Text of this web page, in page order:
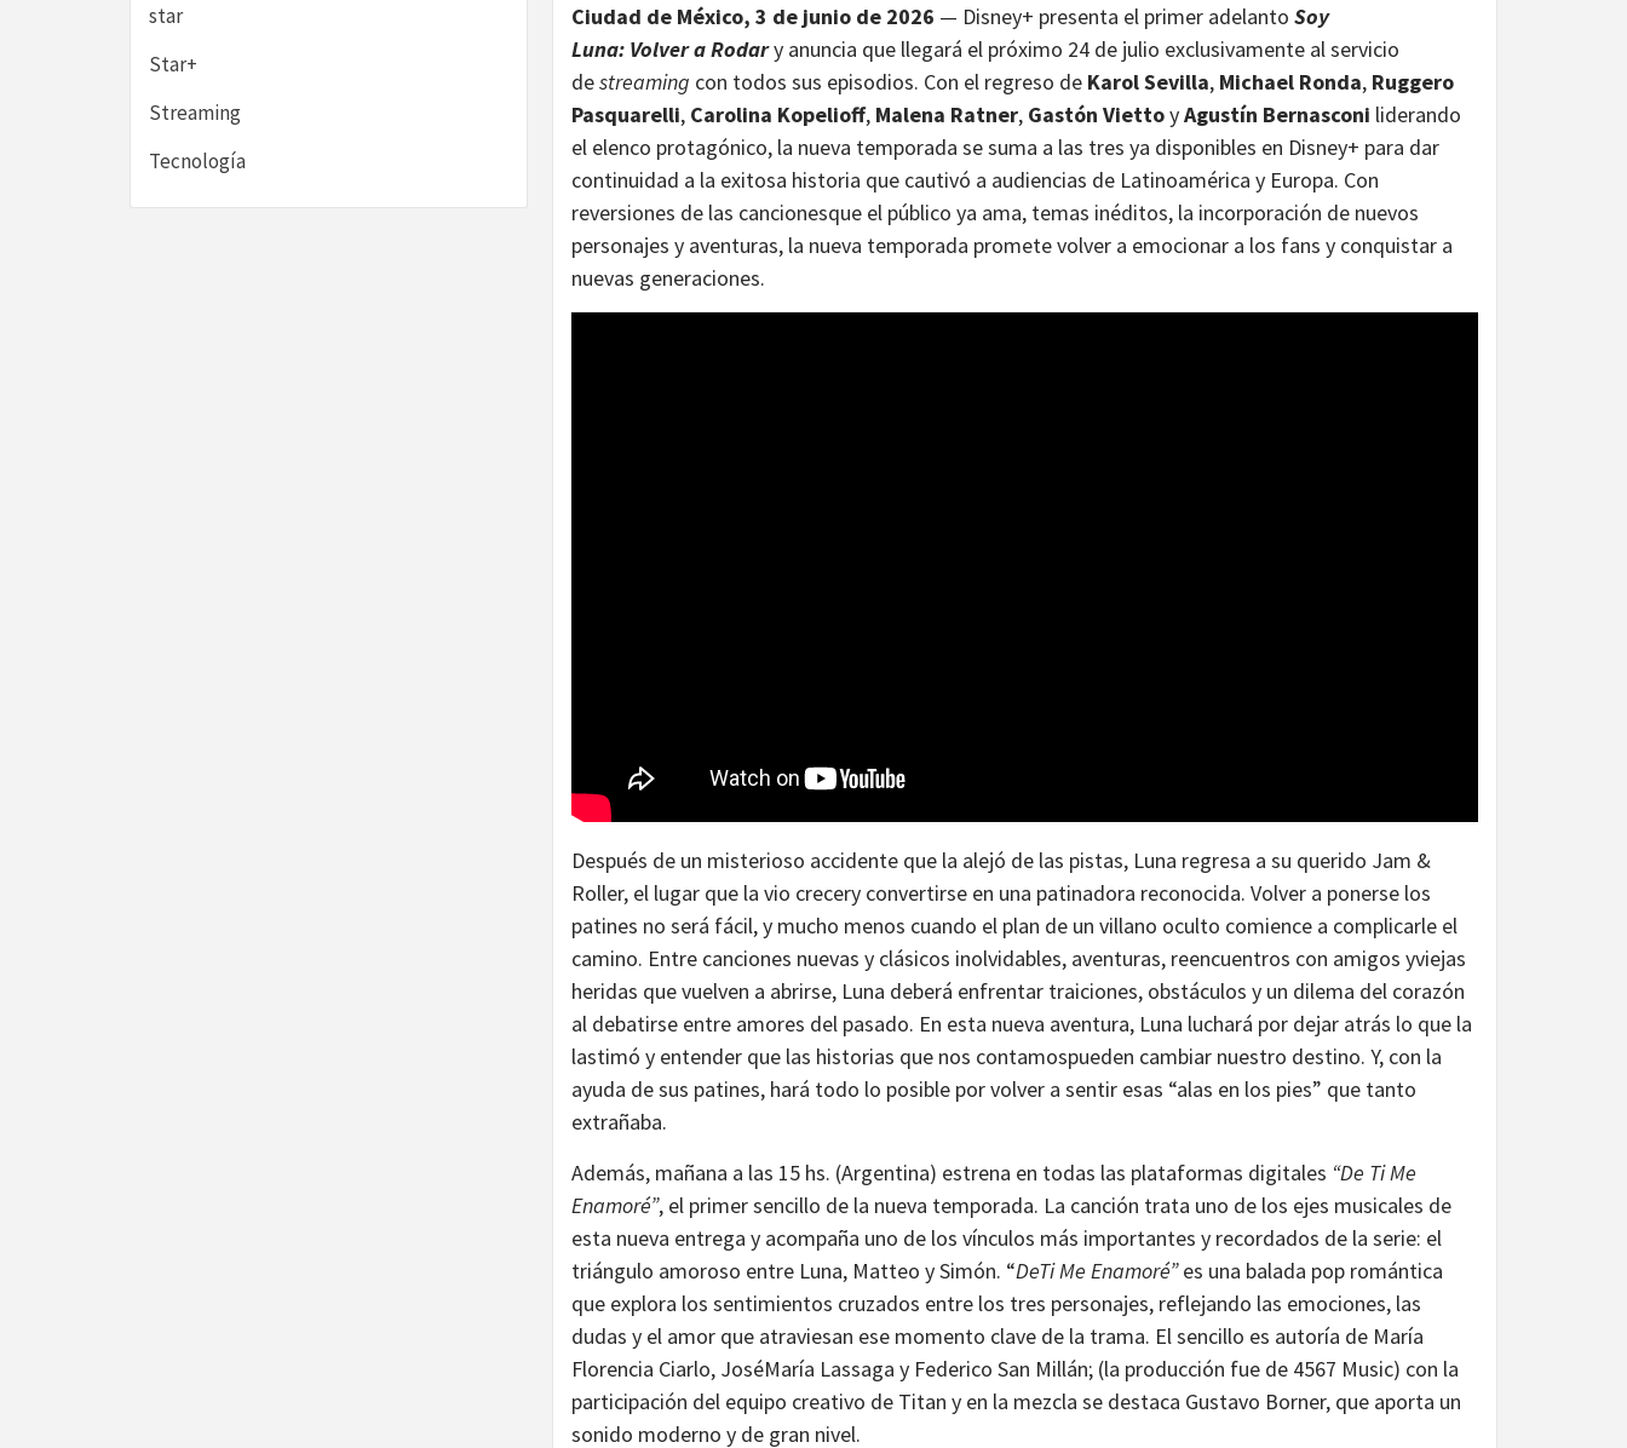
Ciudad de México, 3 de junio de 2026 — Disney+ presenta el primer adelanto Soy
Luna: Volver a Rodary anuncia que llegará el próximo 24 de julio exclusivamente al servicio
destreaming con todos sus episodios. Con el regreso de Karol Sevilla, Michael Ronda, Ruggero
Pasquarelli, Carolina Kopelioff, Malena Ratner, Gastón ViettoyAgustín Bernasconi liderando
el elenco protagónico, la nueva temporada se suma a las tres ya disponibles en Disney+ para dar
continuidad a la exitosa historia que cautivó a audiencias de Latinoamérica y Europa. Con
reversiones de las cancionesque el público ya ama, temas inéditos, la incorporación de nuevos
personajes y aventuras, la nueva temporada promete volver a emocionar a los fans y conquistar a
nuevas generaciones.
Después de un misterioso accidente que la alejó de las pistas, Luna regresa a su querido Jam &
Roller, el lugar que la vio crecery convertirse en una patinadora reconocida. Volver a ponerse los
patines no será fácil, y mucho menos cuando el plan de un villano oculto comience a complicarle el
camino. Entre canciones nuevas y clásicos inolvidables, aventuras, reencuentros con amigos yviejas
heridas que vuelven a abrirse, Luna deberá enfrentar traiciones, obstáculos y un dilema del corazón
al debatirse entre amores del pasado. En esta nueva aventura, Luna luchará por dejar atrás lo que la
lastimó y entender que las historias que nos contamospueden cambiar nuestro destino. Y, con la
ayuda de sus patines, hará todo lo posible por volver a sentir esas “alas en los pies” que tanto
extrañaba.
Además, mañana a las 15 hs. (Argentina) estrena en todas las plataformas digitales “De Ti Me
Enamoré”, el primer sencillo de la nueva temporada. La canción trata uno de los ejes musicales de
esta nueva entrega y acompaña uno de los vínculos más importantes y recordados de la serie: el
triángulo amoroso entre Luna, Matteo y Simón. “DeTi Me Enamoré”es una balada pop romántica
que explora los sentimientos cruzados entre los tres personajes, reflejando las emociones, las
dudas y el amor que atraviesan ese momento clave de la trama. El sencillo es autoría de María
Florencia Ciarlo, JoséMaría Lassaga y Federico San Millán; (la producción fue de 4567 Music) con la
participación del equipo creativo de Titan y en la mezcla se destaca Gustavo Borner, que aporta un
sonido moderno y de gran nivel.
star
Star+
Streaming
Tecnología